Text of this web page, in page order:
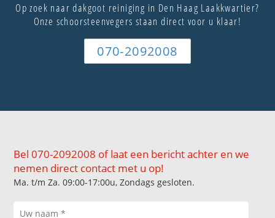
Op zoek naar dakgoot reiniging in Den Haag Laakkwartier?
Onze schoorsteenvegers staan direct voor u klaar!
070-2092008
Bel 070-2092008 of laat een bericht achter en we
nemen direct contact met u op!
Ma. t/m Za. 09:00-17:00u, Zondags gesloten.